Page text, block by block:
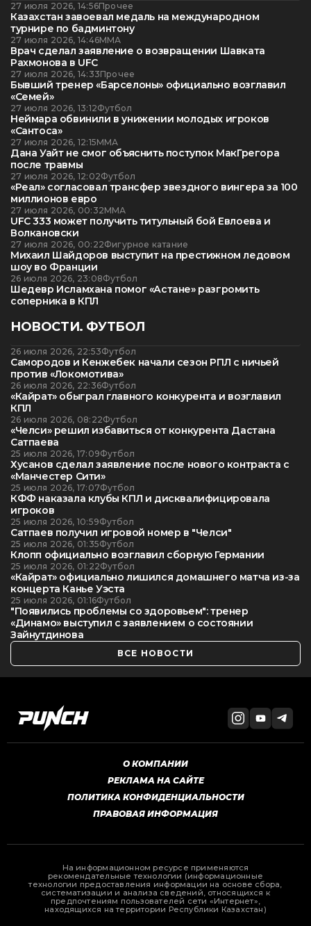
27 июля 2026, 14:56Прочее
Казахстан завоевал медаль на международном
турнире по бадминтону
27 июля 2026, 14:46ММА
Врач сделал заявление о возвращении Шавката
Рахмонова в UFC
27 июля 2026, 14:33Прочее
Бывший тренер «Барселоны» официально возглавил
«Семей»
27 июля 2026, 13:12Футбол
Неймара обвинили в унижении молодых игроков
«Сантоса»
27 июля 2026, 12:15ММА
Дана Уайт не смог объяснить поступок МакГрегора
после травмы
27 июля 2026, 12:02Футбол
«Реал» согласовал трансфер звездного вингера за 100
миллионов евро
27 июля 2026, 00:32ММА
UFC 333 может получить титульный бой Евлоева и
Волкановски
27 июля 2026, 00:22Фигурное катание
Михаил Шайдоров выступит на престижном ледовом
шоу во Франции
26 июля 2026, 23:08Футбол
Шедевр Исламхана помог «Астане» разгромить
соперника в КПЛ
НОВОСТИ. ФУТБОЛ
26 июля 2026, 22:53Футбол
Самородов и Кенжебек начали сезон РПЛ с ничьей
против «Локомотива»
26 июля 2026, 22:36Футбол
«Кайрат» обыграл главного конкурента и возглавил
КПЛ
26 июля 2026, 08:22Футбол
«Челси» решил избавиться от конкурента Дастана
Сатпаева
25 июля 2026, 17:09Футбол
Хусанов сделал заявление после нового контракта с
«Манчестер Сити»
25 июля 2026, 17:07Футбол
КФФ наказала клубы КПЛ и дисквалифицировала
игроков
25 июля 2026, 10:59Футбол
Сатпаев получил игровой номер в "Челси"
25 июля 2026, 01:35Футбол
Клопп официально возглавил сборную Германии
25 июля 2026, 01:22Футбол
«Кайрат» официально лишился домашнего матча из-за
концерта Канье Уэста
25 июля 2026, 01:16Футбол
"Появились проблемы со здоровьем": тренер
«Динамо» выступил с заявлением о состоянии
Зайнутдинова
ВСЕ НОВОСТИ
О КОМПАНИИ
РЕКЛАМА НА САЙТЕ
ПОЛИТИКА КОНФИДЕНЦИАЛЬНОСТИ
ПРАВОВАЯ ИНФОРМАЦИЯ
На информационном ресурсе применяются
рекомендательные технологии (информационные
технологии предоставления информации на основе сбора,
систематизации и анализа сведений, относящихся к
предпочтениям пользователей сети «Интернет»,
находящихся на территории Республики Казахстан)